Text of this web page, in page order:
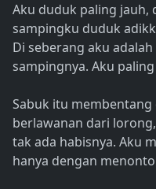
Aku duduk paling jauh,
sampingku duduk
Di seberang aku
sampingnya. Aku
Sabuk itu membentang
berlawanan dari
tak ada habisnya. Aku
hanya dengan